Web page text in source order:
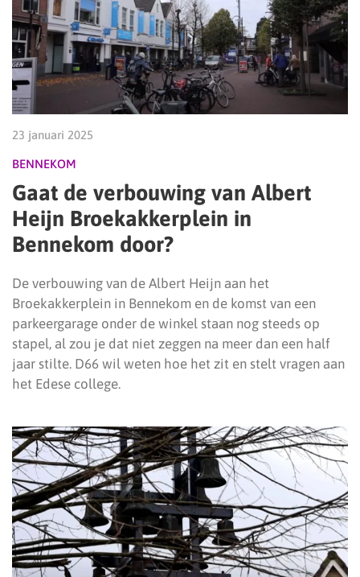
23 januari 2025
BENNEKOM
Gaat de verbouwing van Albert
Heijn Broekakkerplein in
Bennekom door?
De verbouwing van de Albert Heijn aan het
Broekakkerplein in Bennekom en de komst van een
parkeergarage onder de winkel staan nog steeds op
stapel, al zou je dat niet zeggen na meer dan een half
jaar stilte. D66 wil weten hoe het zit en stelt vragen aan
het Edese college.